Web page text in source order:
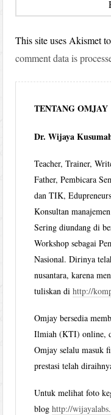
This site uses Akismet
comment data is
TENTANG OMJAY
Dr. Wijaya
Teacher, Trainer,
Father, Pembicara
dan TIK,
Konsultan
Sering diundang di
Workshop sebagai
Nasional. Dirinya
nusantara, karena
tuliskan dihttp://
Omjay bersedia
Ilmiah (KTI) online,
Omjay selalu masuk
prestasi telah
Untuk melihat foto
bloghttp://